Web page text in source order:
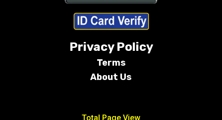
Privacy Policy
Terms
About Us
Total Page View